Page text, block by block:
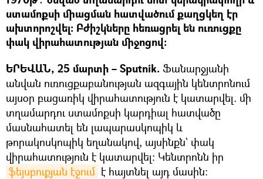
ստամոքսի միացման հատվածում քաղցկեղ էր
ախտորոշվել։ Բժիշկները հեռացրել են ուռուցքը
փակ վիրահատության միջոցով։
ԵՐԵՎԱՆ, 25 մարտի – Sputnik. Ֆանարջյանի
անվան ուռուցքաբանության ազգային կենտրոնում
այսօր բացառիկ վիրահատություն է կատարվել. մի
տղամարդու ստամոքսի կարդիալ հատվածը
մասնահատել են լապարասկոպիկ և
թորակոսկոպիկ եղանակով, այսինքն` փակ
վիրահատություն է կատարվել։ Կենտրոնն իր
ֆեյսբուքյան էջում է հայտնել այդ մասին։